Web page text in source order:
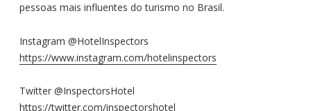
pessoas mais influentes do turismo no Brasil.
Instagram @HotelInspectors
https://www.instagram.com/hotelinspectors
Twitter @InspectorsHotel
https://twitter.com/inspectorshotel